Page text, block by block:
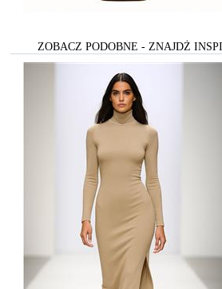
ZOBACZ PODOBNE - ZNAJDŻ